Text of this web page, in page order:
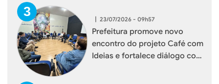
| 23/07/2026 - 09h57
Prefeitura promove novo
encontro do projeto Café com
Ideias e fortalece diálogo com